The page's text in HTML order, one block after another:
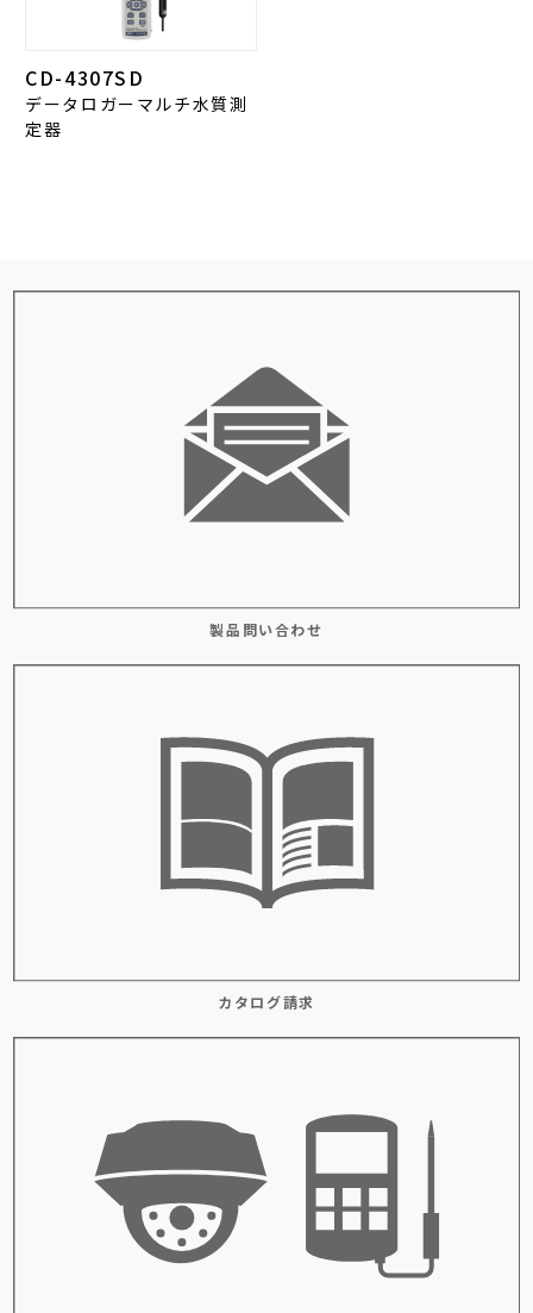
CD-4307SD
データロガーマルチ水質測
定器
製品問い合わせ
カタログ請求